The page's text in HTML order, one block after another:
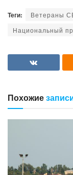
Теги: Ветераны
Национальный
Похожие